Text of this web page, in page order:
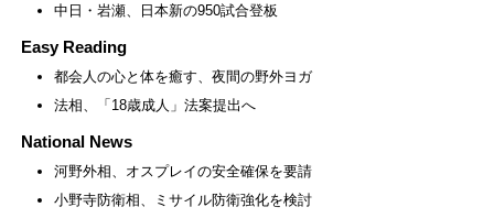
中日・岩瀬、日本新の950試合登板
Easy Reading
都会人の心と体を癒す、夜間の野外ヨガ
法相、「18歳成人」法案提出へ
National News
河野外相、オスプレイの安全確保を要請
小野寺防衛相、ミサイル防衛強化を検討